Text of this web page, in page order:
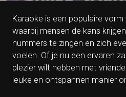
Karaoke is een populaire
waarbij mensen de kans
nummers te zingen en zich
voelen. Of je nu een ervaren
plezier wilt hebben met
leuke en ontspannen manier